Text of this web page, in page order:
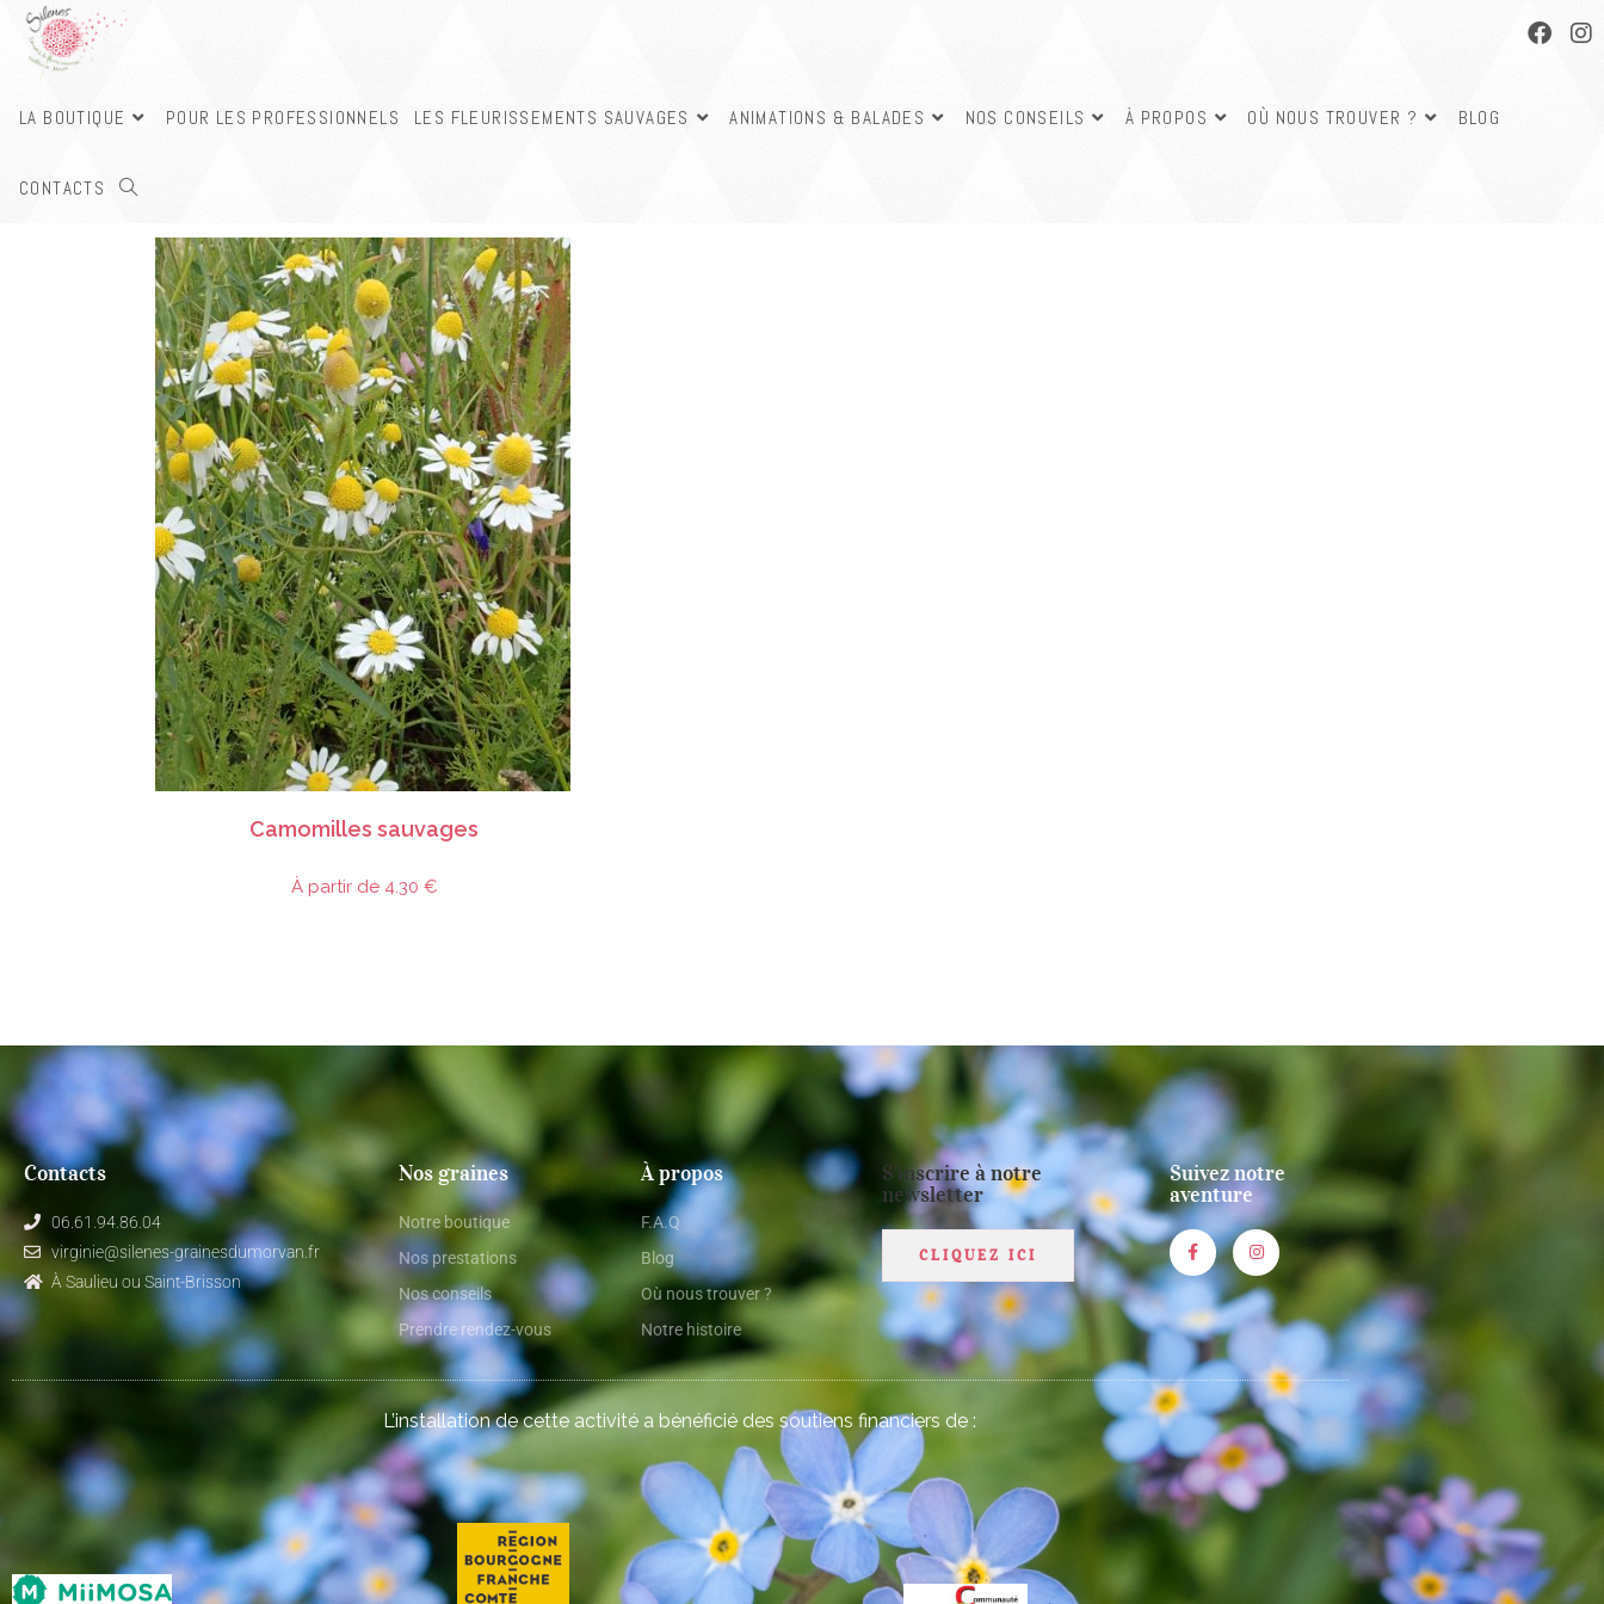
LA BOUTIQUE POUR LES PROFESSIONNELS LES FLEURISSEMENTS SAUVAGES ANIMATIONS & BALADES NOS CONSEILS À PROPOS OÙ NOUS TROUVER ? BLOG
CONTACTS
Camomilles sauvages
À partir de 4.30 €
Contacts
06.61.94.86.04
virginie@silenes-grainesdumorvan.fr
À Saulieu ou Saint-Brisson
Nos graines
Notre boutique
Nos prestations
Nos conseils
Prendre rendez-vous
À propos
F.A.Q
Blog
Où nous trouver ?
Notre histoire
S'inscrire à notre
newsletter
CLIQUEZ ICI
Suivez notre
aventure
L’installation de cette activité a bénéficié des soutiens financiers de :